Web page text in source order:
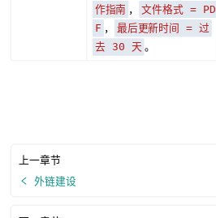
作指南 ， 文件格式 = PD
F ， 最后更新时间 = 过
去 30 天 。
上一章节
外链建设